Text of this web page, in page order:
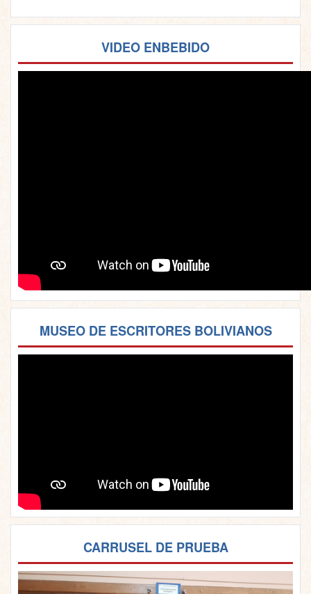
VIDEO ENBEBIDO
MUSEO DE ESCRITORES BOLIVIANOS
CARRUSEL DE PRUEBA